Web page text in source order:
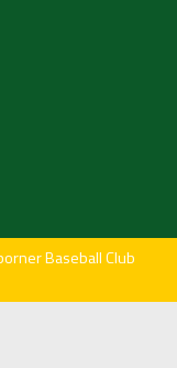
Baseball Club